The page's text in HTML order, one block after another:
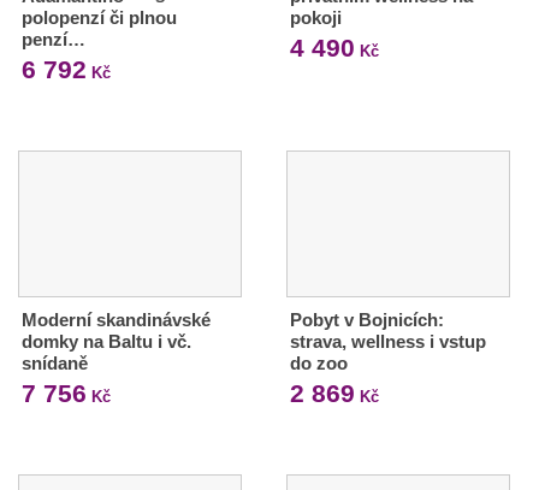
polopenzí či plnou
penzí…
6 792 Kč
pokoji
4 490 Kč
Moderní skandinávské
domky na Baltu i vč.
snídaně
7 756 Kč
Pobyt v Bojnicích:
strava, wellness i vstup
do zoo
2 869 Kč